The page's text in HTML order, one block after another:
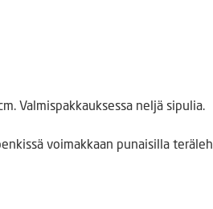
Valmispakkauksessa neljä sipulia.
voimakkaan punaisilla